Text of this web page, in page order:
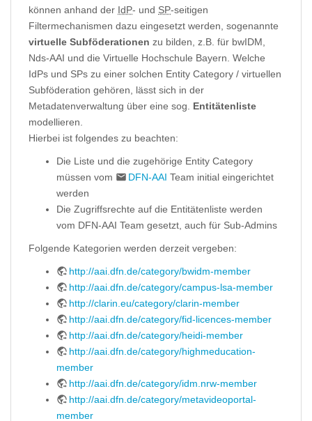
können anhand der IdP- und SP-seitigen
Filtermechanismen dazu eingesetzt werden, sogenannte
virtuelle Subföderationen zu bilden, z.B. für bwIDM,
Nds-AAI und die Virtuelle Hochschule Bayern. Welche
IdPs und SPs zu einer solchen Entity Category / virtuellen
Subföderation gehören, lässt sich in der
Metadatenverwaltung über eine sog. Entitätenliste
modellieren.
Hierbei ist folgendes zu beachten:
Die Liste und die zugehörige Entity Category
müssen vom
DFN-AAI Team initial eingerichtet
werden
Die Zugriffsrechte auf die Entitätenliste werden
vom DFN-AAI Team gesetzt, auch für Sub-Admins
Folgende Kategorien werden derzeit vergeben:
http://aai.dfn.de/category/bwidm-member
http://aai.dfn.de/category/campus-lsa-member
http://clarin.eu/category/clarin-member
http://aai.dfn.de/category/fid-licences-member
http://aai.dfn.de/category/heidi-member
http://aai.dfn.de/category/highmeducation-
member
http://aai.dfn.de/category/idm.nrw-member
http://aai.dfn.de/category/metavideoportal-
member